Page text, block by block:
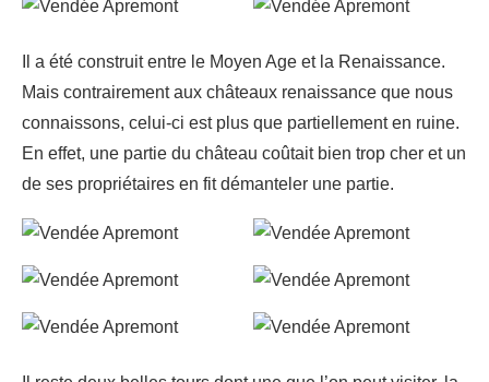
Il a été construit entre le Moyen Age et la Renaissance.
Mais contrairement aux châteaux renaissance que nous
connaissons, celui-ci est plus que partiellement en ruine.
En effet, une partie du château coûtait bien trop cher et un
de ses propriétaires en fit démanteler une partie.